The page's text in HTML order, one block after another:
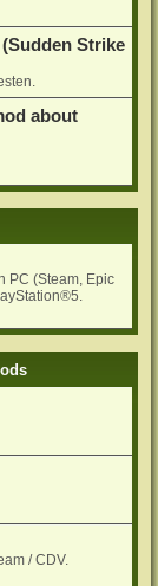
(Sudden Strike
about
PC (Steam, Epic
/ CDV.